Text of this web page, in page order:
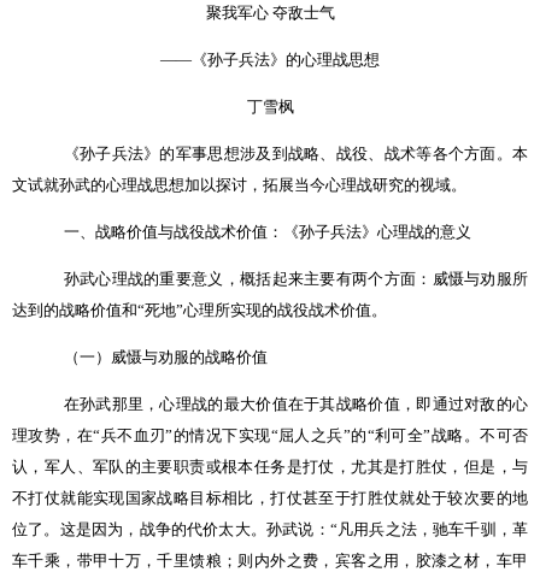
聚我军心 夺敌士气
——《孙子兵法》的心理战思想
丁雪枫
《孙子兵法》的军事思想涉及到战略、战役、战术等各个方面。本
文试就孙武的心理战思想加以探讨，拓展当今心理战研究的视域。
一、战略价值与战役战术价值：《孙子兵法》心理战的意义
孙武心理战的重要意义，概括起来主要有两个方面：威慑与劝服所
达到的战略价值和“死地”心理所实现的战役战术价值。
（一）威慑与劝服的战略价值
在孙武那里，心理战的最大价值在于其战略价值，即通过对敌的心
理攻势，在“兵不血刃”的情况下实现“屈人之兵”的“利可全”战略。不可否
认，军人、军队的主要职责或根本任务是打仗，尤其是打胜仗，但是，与
不打仗就能实现国家战略目标相比，打仗甚至于打胜仗就处于较次要的地
位了。这是因为，战争的代价太大。孙武说：“凡用兵之法，驰车千驯，革
车千乘，带甲十万，千里馈粮；则内外之费，宾客之用，胶漆之材，车甲